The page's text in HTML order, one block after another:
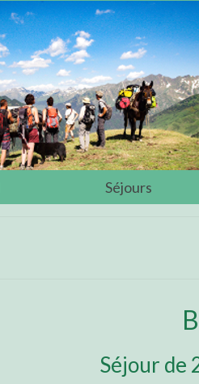
Séjours
Séjour de